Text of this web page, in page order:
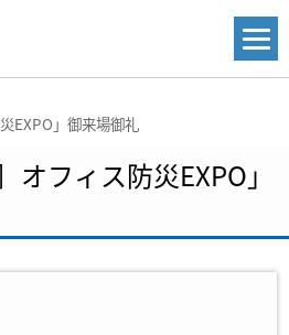
EXPO」御来場御礼
オフィス防災EXPO」